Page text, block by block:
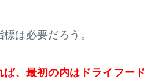
は必要だろう。
、最初の内はドライフード